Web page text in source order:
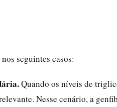
seguintes casos:
Quando os níveis de
Nesse cenário, a